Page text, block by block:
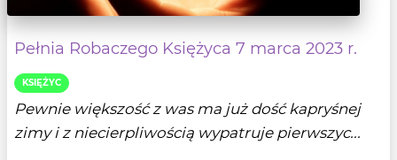
Pełnia Robaczego Księżyca 7 marca 2023 r.
KSIĘŻYC
Pewnie większość z was ma już dość kapryśnej
zimy i z niecierpliwością wypatruje pierwszyc...